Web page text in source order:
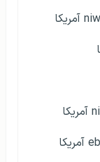
مدت زمان پردازش و اخذ ویزای eb2 آمریکا